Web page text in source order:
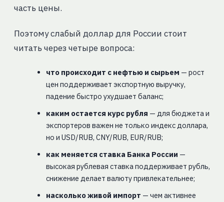
часть цены.
Поэтому слабый доллар для России стоит
читать через четыре вопроса:
что происходит с нефтью и сырьем — рост
цен поддерживает экспортную выручку,
падение быстро ухудшает баланс;
каким остается курс рубля — для бюджета и
экспортеров важен не только индекс доллара,
но и USD/RUB, CNY/RUB, EUR/RUB;
как меняется ставка Банка России —
высокая рублевая ставка поддерживает рубль,
снижение делает валюту привлекательнее;
насколько живой импорт — чем активнее